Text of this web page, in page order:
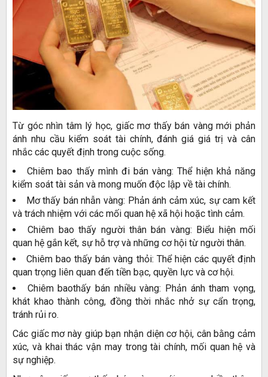
Từ góc nhìn tâm lý học, giấc mơ thấy bán vàng mới phản
ánh nhu cầu kiểm soát tài chính, đánh giá giá trị và cân
nhắc các quyết định trong cuộc sống.
Chiêm bao thấy mình đi bán vàng: Thể hiện khả năng
kiểm soát tài sản và mong muốn độc lập về tài chính.
Mơ thấy bán nhẫn vàng: Phản ánh cảm xúc, sự cam kết
và trách nhiệm với các mối quan hệ xã hội hoặc tình cảm.
Chiêm bao thấy người thân bán vàng: Biểu hiện mối
quan hệ gắn kết, sự hỗ trợ và những cơ hội từ người thân.
Chiêm bao thấy bán vàng thỏi: Thể hiện các quyết định
quan trọng liên quan đến tiền bạc, quyền lực và cơ hội.
Chiêm baothấy bán nhiều vàng: Phản ánh tham vọng,
khát khao thành công, đồng thời nhắc nhở sự cẩn trọng,
tránh rủi ro.
Các giấc mơ này giúp bạn nhận diện cơ hội, cân bằng cảm
xúc, và khai thác vận may trong tài chính, mối quan hệ và
sự nghiệp.